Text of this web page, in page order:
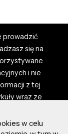
prowadzić
się na
i nie
z tej
wraz ze
są
i właściciel
w celu